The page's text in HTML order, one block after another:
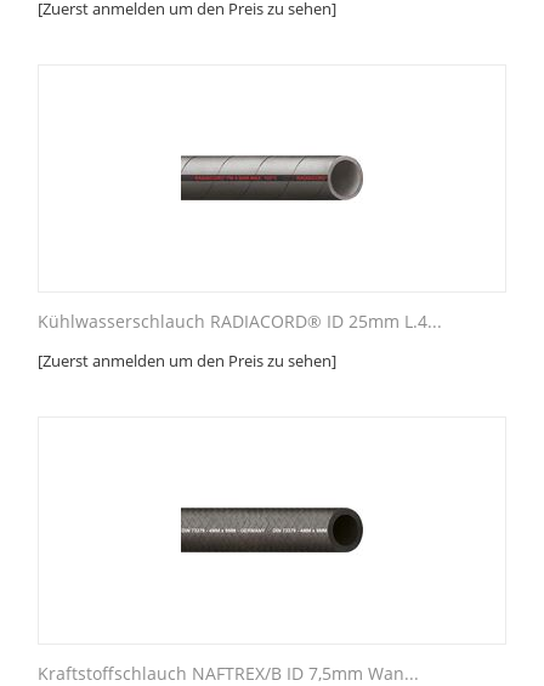
[Zuerst anmelden um den Preis zu sehen]
Kühlwasserschlauch RADIACORD® ID 25mm L.4...
[Zuerst anmelden um den Preis zu sehen]
Kraftstoffschlauch NAFTREX/B ID 7,5mm Wan...